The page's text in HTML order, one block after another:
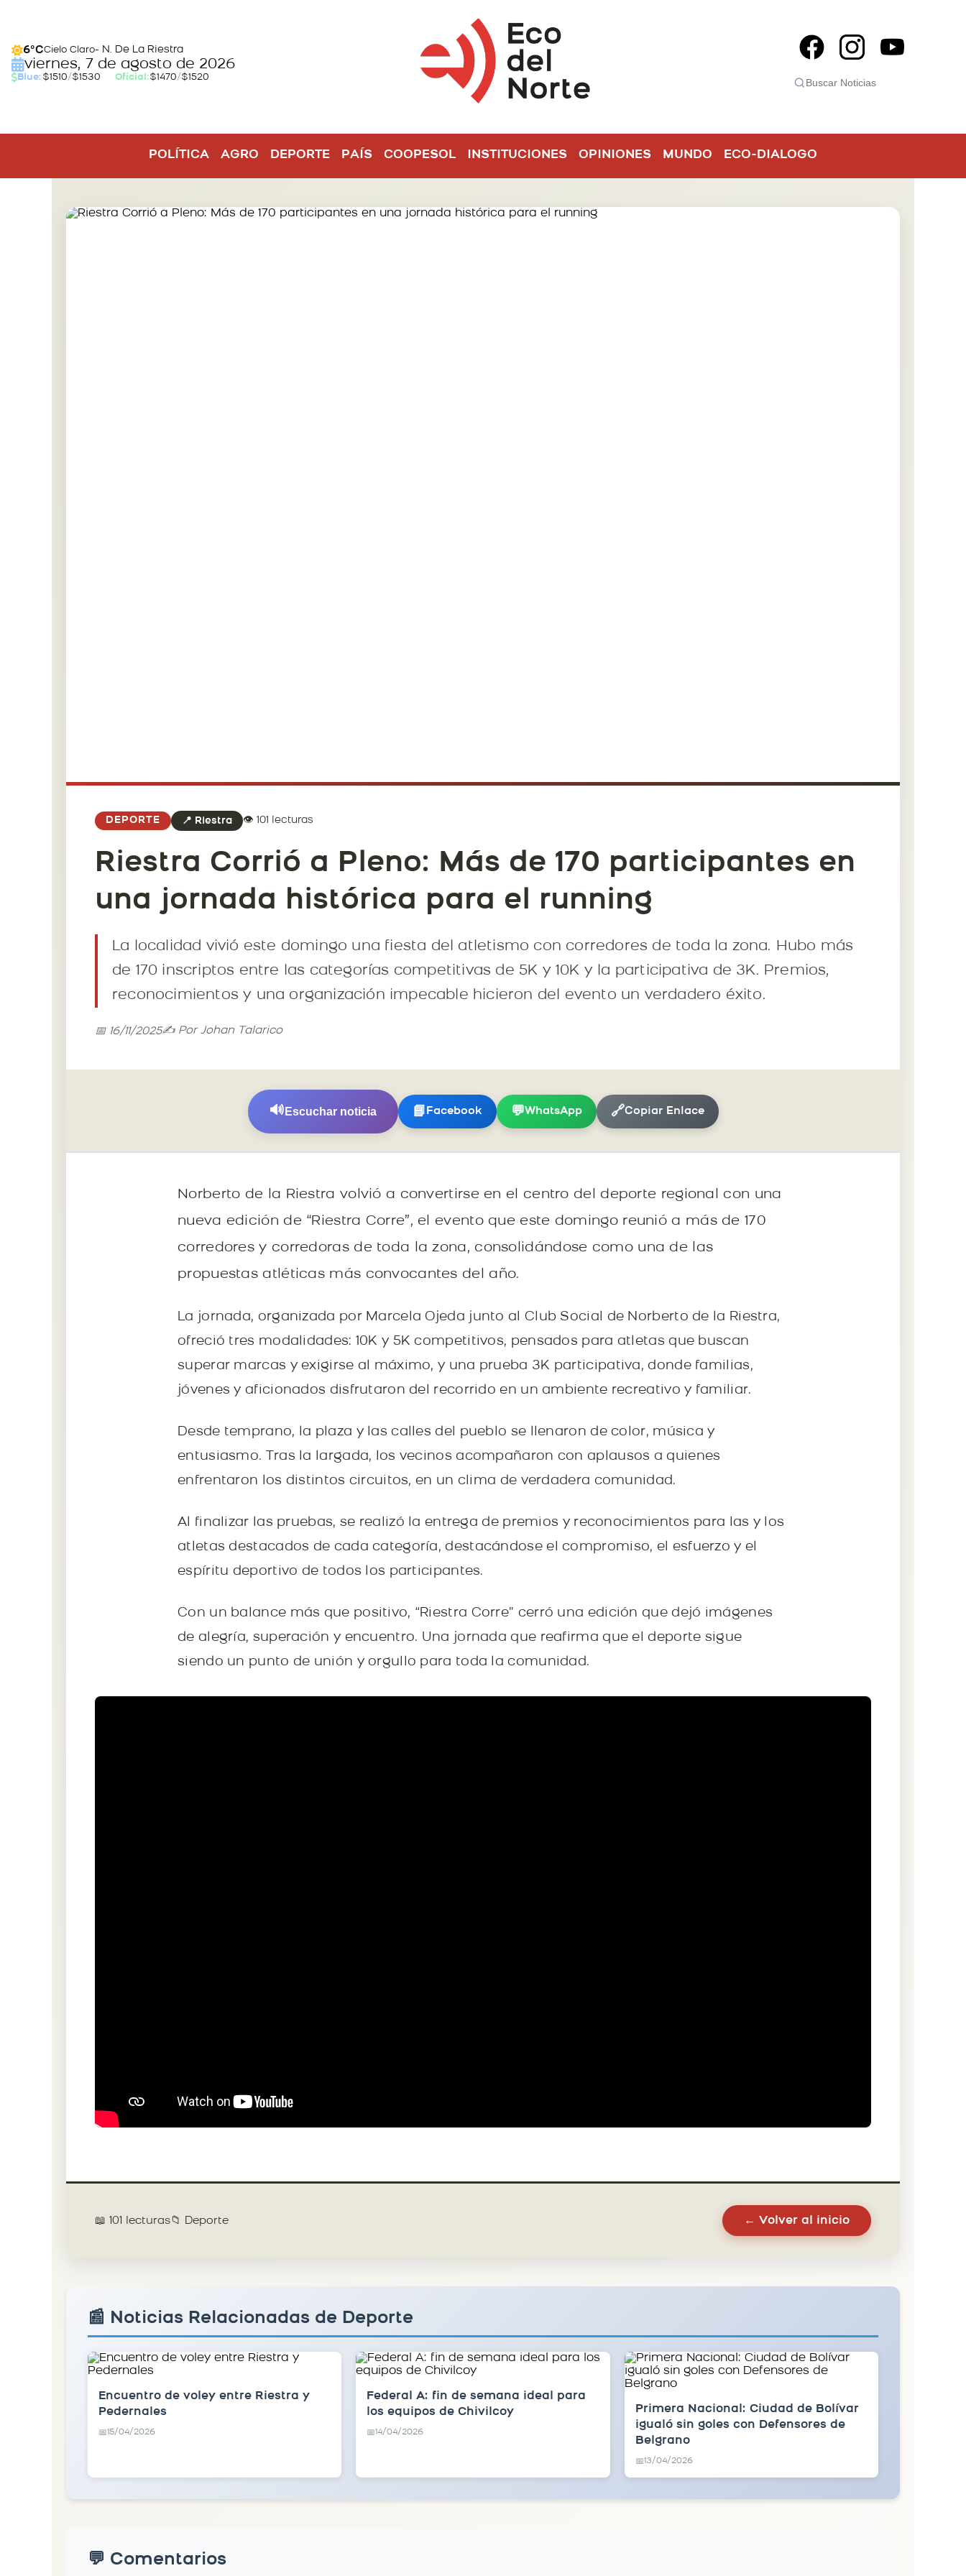
6°CCielo Claro- N. De La Riestra
viernes, 7 de agosto de 2026
Blue: $1510/$1530 Oficial:$1470/$1520
POLÍTICA AGRO DEPORTE PAÍS COOPESOL INSTITUCIONES OPINIONES MUNDO ECO-DIALOGO
DEPORTE 📍 Riestra 👁️ 101 lecturas
Riestra Corrió a Pleno: Más de 170 participantes en
una jornada histórica para el running
La localidad vivió este domingo una fiesta del atletismo con corredores de toda la zona. Hubo más
de 170 inscriptos entre las categorías competitivas de 5K y 10K y la participativa de 3K. Premios,
reconocimientos y una organización impecable hicieron del evento un verdadero éxito.
📅 16/11/2025✍️ Por Johan Talarico
🔊 Escuchar noticia 📘 Facebook 💬WhatsApp 🔗Copiar Enlace
Norberto de la Riestra volvió a convertirse en el centro del deporte regional con una
nueva edición de “Riestra Corre”, el evento que este domingo reunió a más de 170
corredores y corredoras de toda la zona, consolidándose como una de las
propuestas atléticas más convocantes del año.
La jornada, organizada por Marcela Ojeda junto al Club Social de Norberto de la Riestra,
ofreció tres modalidades: 10K y 5K competitivos, pensados para atletas que buscan
superar marcas y exigirse al máximo, y una prueba 3K participativa, donde familias,
jóvenes y aficionados disfrutaron del recorrido en un ambiente recreativo y familiar.
Desde temprano, la plaza y las calles del pueblo se llenaron de color, música y
entusiasmo. Tras la largada, los vecinos acompañaron con aplausos a quienes
enfrentaron los distintos circuitos, en un clima de verdadera comunidad.
Al finalizar las pruebas, se realizó la entrega de premios y reconocimientos para las y los
atletas destacados de cada categoría, destacándose el compromiso, el esfuerzo y el
espíritu deportivo de todos los participantes.
Con un balance más que positivo, “Riestra Corre” cerró una edición que dejó imágenes
de alegría, superación y encuentro. Una jornada que reafirma que el deporte sigue
siendo un punto de unión y orgullo para toda la comunidad.
📖 101 lecturas📁 Deporte ← Volver al inicio
📰 Noticias Relacionadas de Deporte
Encuentro de voley entre Riestra y
Pedernales
📅15/04/2026
Federal A: fin de semana ideal para
los equipos de Chivilcoy
📅14/04/2026
Primera Nacional: Ciudad de Bolívar
igualó sin goles con Defensores de
Belgrano
📅13/04/2026
💬 Comentarios